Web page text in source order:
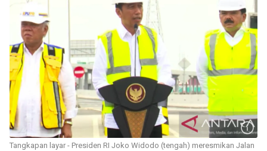
Tangkapan layar - Presiden RI Joko Widodo (tengah) meresmikan Jalan